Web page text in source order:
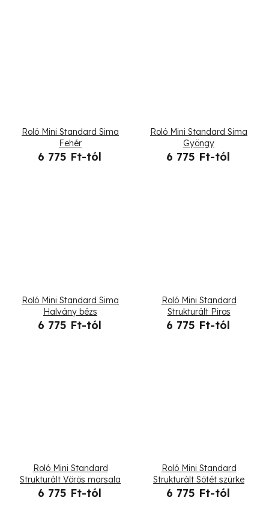
Roló Mini Standard Sima
Fehér
6 775 Ft-tól
Roló Mini Standard Sima
Gyöngy
6 775 Ft-tól
Roló Mini Standard Sima
Halvány bézs
6 775 Ft-tól
Roló Mini Standard
Strukturált Piros
6 775 Ft-tól
Roló Mini Standard
Strukturált Vörös marsala
6 775 Ft-tól
Roló Mini Standard
Strukturált Sötét szürke
6 775 Ft-tól